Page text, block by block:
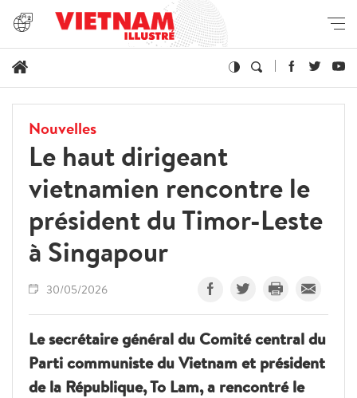
Nouvelles
Le haut dirigeant
vietnamien rencontre le
président du Timor-Leste
à Singapour
30/05/2026
Le secrétaire général du Comité central du
Parti communiste du Vietnam et président
de la République, To Lam, a rencontré le